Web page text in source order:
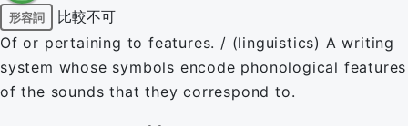
形容詞
比較不可
Of or pertaining to features. / (linguistics) A writing
system whose symbols encode phonological features
of the sounds that they correspond to.